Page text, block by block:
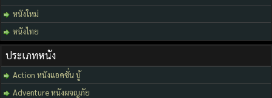
หนังใหม่
หนังไทย
ประเภทหนัง
Action หนังแอคชั่น บู้
Adventure หนังผจญภัย